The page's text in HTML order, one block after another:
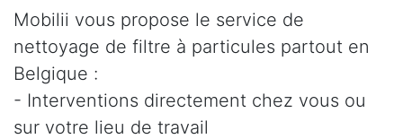
Mobilii vous propose le service de
nettoyage de filtre à particules partout en
Belgique :
- Interventions directement chez vous ou
sur votre lieu de travail